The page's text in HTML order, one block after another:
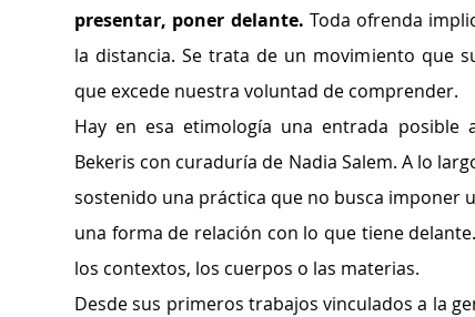
presentar, poner delante. Toda ofrenda
la distancia. Se trata de un movimiento que
que excede nuestra voluntad de comprender.
Hay en esa etimología una entrada posible
Bekeris con curaduría de Nadia Salem. A lo
sostenido una práctica que no busca imponer
una forma de relación con lo que tiene
los contextos, los cuerpos o las materias.
Desde sus primeros trabajos vinculados a la